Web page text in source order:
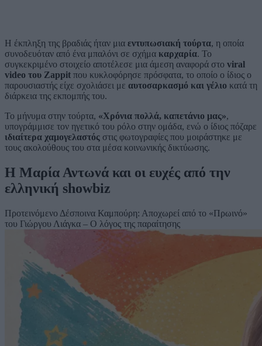
Η έκπληξη της βραδιάς ήταν μια εντυπωσιακή τούρτα, η οποία
συνοδευόταν από ένα μπαλόνι σε σχήμα καρχαρία. Το
συγκεκριμένο στοιχείο αποτέλεσε μια άμεση αναφορά στο viral
video του Zappit που κυκλοφόρησε πρόσφατα, το οποίο ο ίδιος ο
παρουσιαστής είχε σχολιάσει με αυτοσαρκασμό και γέλιο κατά τη
διάρκεια της εκπομπής του.
Το μήνυμα στην τούρτα, «Χρόνια πολλά, καπετάνιο μας»,
υπογράμμισε τον ηγετικό του ρόλο στην ομάδα, ενώ ο ίδιος πόζαρε
ιδιαίτερα χαμογελαστός στις φωτογραφίες που μοιράστηκε με
τους ακολούθους του στα μέσα κοινωνικής δικτύωσης.
Η Μαρία Αντωνά και οι ευχές από την
ελληνική showbiz
Προτεινόμενο Δέσποινα Καμπούρη: Αποχωρεί από το «Πρωινό»
του Γιώργου Λιάγκα – Ο λόγος της παραίτησης